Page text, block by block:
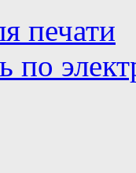
печати
по